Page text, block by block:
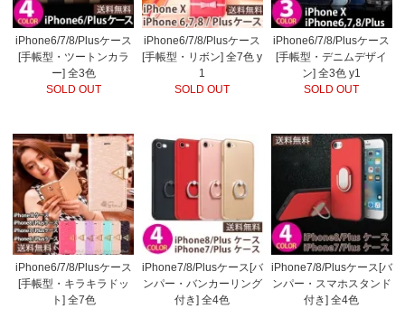
iPhone6/7/8/Plusケース
[手帳型・ツートンカラ
ー] 全3色
SOLD OUT
iPhone6/7/8/Plusケース
[手帳型・リボン] 全7色 y
1
SOLD OUT
iPhone6/7/8/Plusケース
[手帳型・デニムデザイ
ン] 全3色 y1
SOLD OUT
iPhone6/7/8/Plusケース
[手帳型・キラキラドッ
ト] 全7色
iPhone7/8/Plusケース[バ
ンパー・バンカーリング
付き] 全4色
iPhone7/8/Plusケース[バ
ンパー・スマホスタンド
付き] 全4色